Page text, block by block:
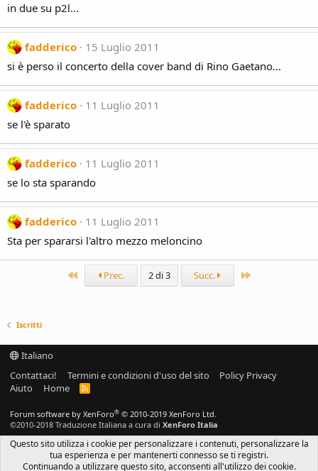
in due su p2l...
fadderico
15 Luglio 2011
si è perso il concerto della cover band di Rino Gaetano...
fadderico
11 Luglio 2011
se l'è sparato
fadderico
11 Luglio 2011
se lo sta sparando
fadderico
11 Luglio 2011
Sta per spararsi l'altro mezzo meloncino
PrimoPrec. 2 di 3 Succ. Ultimo
Iscritti
Italiano
Contattaci!
Termini e condizioni d'uso del sito
Policy Privacy
Aiuto
Home
R
Forum software by XenForo® © 2010-2019 XenForo Ltd.
©2010-2018 Traduzione Italiana a cura di XenForo Italia
Questo sito utilizza i cookie per personalizzare i contenuti, personalizzare la
tua esperienza e per mantenerti connesso se ti registri.
Continuando a utilizzare questo sito, acconsenti all'utilizzo dei cookie.